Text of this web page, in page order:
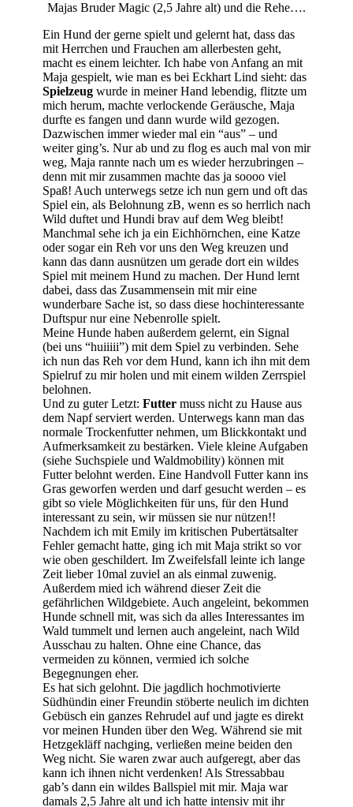
Majas Bruder Magic (2,5 Jahre alt) und die Rehe….
Ein Hund der gerne spielt und gelernt hat, dass das
mit Herrchen und Frauchen am allerbesten geht,
macht es einem leichter. Ich habe von Anfang an mit
Maja gespielt, wie man es bei Eckhart Lind sieht: das
Spielzeug wurde in meiner Hand lebendig, flitzte um
mich herum, machte verlockende Geräusche, Maja
durfte es fangen und dann wurde wild gezogen.
Dazwischen immer wieder mal ein “aus” – und
weiter ging’s. Nur ab und zu flog es auch mal von mir
weg, Maja rannte nach um es wieder herzubringen –
denn mit mir zusammen machte das ja soooo viel
Spaß! Auch unterwegs setze ich nun gern und oft das
Spiel ein, als Belohnung zB, wenn es so herrlich nach
Wild duftet und Hundi brav auf dem Weg bleibt!
Manchmal sehe ich ja ein Eichhörnchen, eine Katze
oder sogar ein Reh vor uns den Weg kreuzen und
kann das dann ausnützen um gerade dort ein wildes
Spiel mit meinem Hund zu machen. Der Hund lernt
dabei, dass das Zusammensein mit mir eine
wunderbare Sache ist, so dass diese hochinteressante
Duftspur nur eine Nebenrolle spielt.
Meine Hunde haben außerdem gelernt, ein Signal
(bei uns “huiiiii”) mit dem Spiel zu verbinden. Sehe
ich nun das Reh vor dem Hund, kann ich ihn mit dem
Spielruf zu mir holen und mit einem wilden Zerrspiel
belohnen.
Und zu guter Letzt: Futter muss nicht zu Hause aus
dem Napf serviert werden. Unterwegs kann man das
normale Trockenfutter nehmen, um Blickkontakt und
Aufmerksamkeit zu bestärken. Viele kleine Aufgaben
(siehe Suchspiele und Waldmobility) können mit
Futter belohnt werden. Eine Handvoll Futter kann ins
Gras geworfen werden und darf gesucht werden – es
gibt so viele Möglichkeiten für uns, für den Hund
interessant zu sein, wir müssen sie nur nützen!!
Nachdem ich mit Emily im kritischen Pubertätsalter
Fehler gemacht hatte, ging ich mit Maja strikt so vor
wie oben geschildert. Im Zweifelsfall leinte ich lange
Zeit lieber 10mal zuviel an als einmal zuwenig.
Außerdem mied ich während dieser Zeit die
gefährlichen Wildgebiete. Auch angeleint, bekommen
Hunde schnell mit, was sich da alles Interessantes im
Wald tummelt und lernen auch angeleint, nach Wild
Ausschau zu halten. Ohne eine Chance, das
vermeiden zu können, vermied ich solche
Begegnungen eher.
Es hat sich gelohnt. Die jagdlich hochmotivierte
Südhündin einer Freundin stöberte neulich im dichten
Gebüsch ein ganzes Rehrudel auf und jagte es direkt
vor meinen Hunden über den Weg. Während sie mit
Hetzgekläff nachging, verließen meine beiden den
Weg nicht. Sie waren zwar auch aufgeregt, aber das
kann ich ihnen nicht verdenken! Als Stressabbau
gab’s dann ein wildes Ballspiel mit mir. Maja war
damals 2,5 Jahre alt und ich hatte intensiv mit ihr